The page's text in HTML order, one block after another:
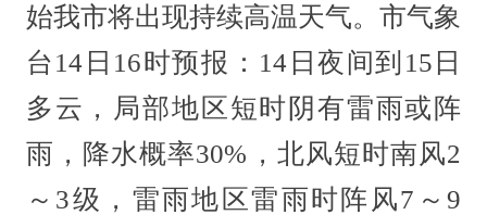
始我市将出现持续高温天气。市气象
台14日16时预报：14日夜间到15日
多云，局部地区短时阴有雷雨或阵
雨，降水概率30%，北风短时南风2
～3级，雷雨地区雷雨时阵风7～9